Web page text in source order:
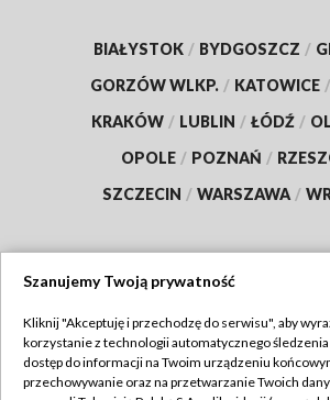
BIAŁYSTOK / BYDGOSZCZ /
GORZÓW WLKP. / KATOWICE /
KRAKÓW / LUBLIN / ŁÓDŹ /
OPOLE / POZNAŃ /
SZCZECIN / WARSZAWA /
TVP
Abonament TVP
Regulamin TVP
Szanujemy Twoją prywatność
Kliknij "Akceptuję i przechodzę do serwisu", aby
korzystanie z technologii automatycznego śledzenia
dostęp do informacji na Twoim urządzeniu
przechowywanie oraz na przetwarzanie Twoich